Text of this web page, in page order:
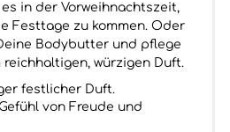
in der Vorweihnachtszeit,
Festtage zu kommen. Oder
Bodybutter und pflege
würzigen Duft.
festlicher Duft.
von Freude und